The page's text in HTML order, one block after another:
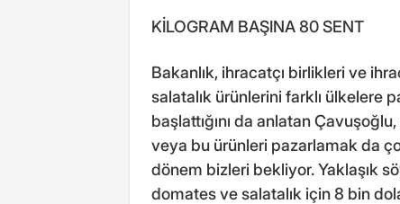
KİLOGRAM BAŞINA 80 SENT
Bakanlık, ihracatçı birlikleri ve
salatalık ürünlerini farklı ülkelere
başlattığını da anlatan
veya bu ürünleri pazarlamak da
dönem bizleri bekliyor. Yaklaşık
domates ve salatalık için 8 bin